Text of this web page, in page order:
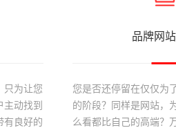
只为让您
动找到
有良好的
品牌网
您是否还停留在仅仅为
的阶段？同样是网站，
么看都比自己的高端？